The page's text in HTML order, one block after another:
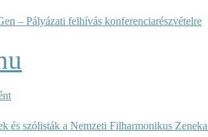
– Pályázati felhívás konferenciarészvételre
és szólisták a Nemzeti Filharmonikus